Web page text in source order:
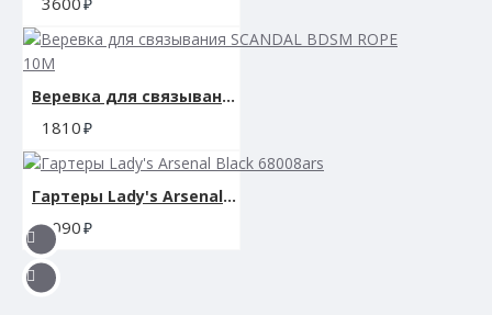
Веревка для связывания SCANDAL BDSM ROPE 10M
1810
Гартеры Lady's Arsenal Black 68008ars
3090